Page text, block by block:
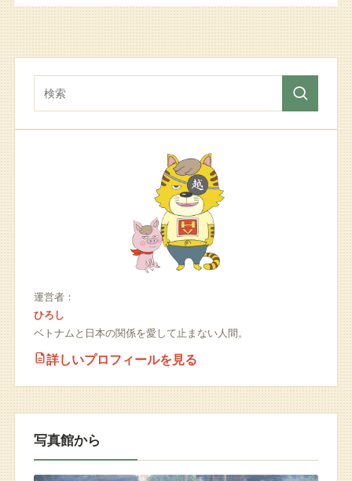
運営者：
ひろし
ベトナムと日本の関係を愛して止まない人間。
詳しいプロフィールを見る
写真館から